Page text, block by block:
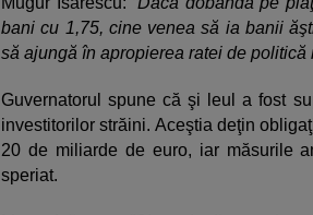
bani cu 1,75, cine venea să ia banii
să ajungă în apropierea ratei de politică
Guvernatorul spune că şi leul a fost
investitorilor străini. Aceştia deţin
20 de miliarde de euro, iar măsurile
speriat.